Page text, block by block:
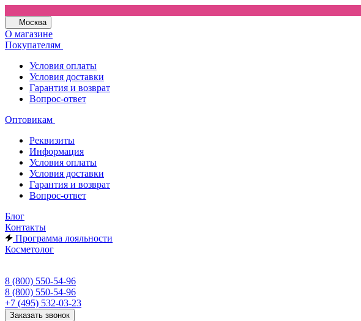
Москва
О магазине
Покупателям
Условия оплаты
Условия доставки
Гарантия и возврат
Вопрос-ответ
Оптовикам
Реквизиты
Информация
Условия оплаты
Условия доставки
Гарантия и возврат
Вопрос-ответ
Блог
Контакты
Программа лояльности
Косметолог
8 (800) 550-54-96
8 (800) 550-54-96
+7 (495) 532-03-23
Заказать звонок